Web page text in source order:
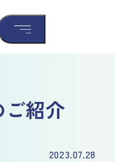
紹介
2023.07.28